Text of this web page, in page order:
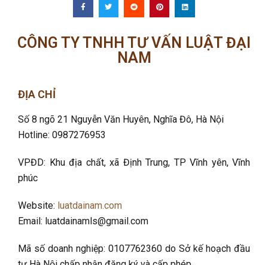
CÔNG TY TNHH TƯ VẤN LUẬT ĐẠI
NAM
ĐỊA CHỈ
Số 8 ngõ 21 Nguyễn Văn Huyên, Nghĩa Đô, Hà Nội
Hotline: 0987276953
VPĐD: Khu địa chất, xã Định Trung, TP Vĩnh yên, Vĩnh
phúc
Website: luatdainam.com
Email: luatdainamls@gmail.com
Mã số doanh nghiệp: 0107762360 do Sở kế hoạch đầu